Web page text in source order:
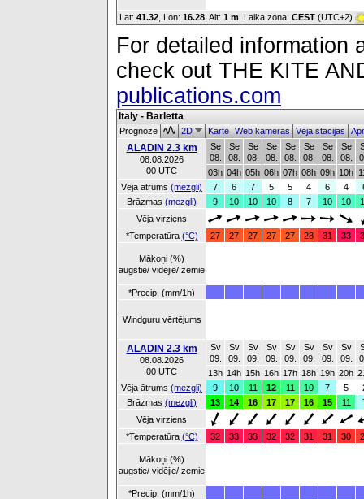
Lat: 41.32 , Lon: 16.28 Alt: 1 m , Laika zona: CEST (UTC+2)
For detailed information
check out THE KITE
publications.com
Italy - Barletta
Prognoze 2D KarteWeb kamerasVēja stacijas
ALADIN 2.3 km
08.08.2026
00 UTC
Se
08.
Se
08.
Se
08.
Se
08.
Se
08.
Se
08.
Se
08.
Se
08.
03h 04h 05h 06h 07h 08h 09h 10h
Vēja ātrums (mezgli) 7 6 7 5 5 4 6 4
Brāzmas (mezgli) 9 10 10 10 8 7 10 10
Vēja virziens
*Temperatūra (°C) 27 27 27 27 27 28 31 33
Mākoņi (%)
augstie/ vidējie/ zemie
*Precip. (mm/1h)
Windguru vērtējums
ALADIN 2.3 km
08.08.2026
00 UTC
Sv
09.
Sv
09.
Sv
09.
Sv
09.
Sv
09.
Sv
09.
Sv
09.
Sv
09.
13h 14h 15h 16h 17h 18h 19h 20h
Vēja ātrums (mezgli) 9 10 11 12 11 10 7 5
Brāzmas (mezgli) 13 14 16 17 17 16 15 11
Vēja virziens
*Temperatūra (°C) 32 33 33 32 32 31 31 30
Mākoņi (%)
augstie/ vidējie/ zemie
*Precip. (mm/1h)